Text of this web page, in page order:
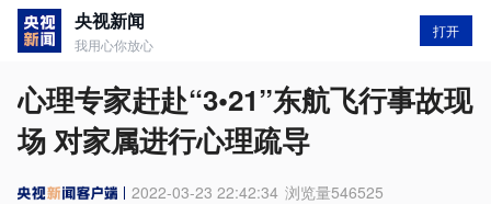
央视新闻
我用心你放心
打开
心理专家赶赴“3•21”东航飞行事故现
场 对家属进行心理疏导
2022-03-23 22:42:34 浏览量546525